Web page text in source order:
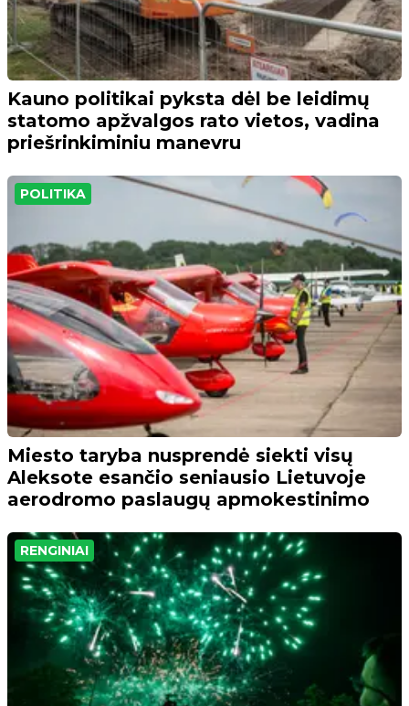
Kauno politikai pyksta dėl be leidimų
statomo apžvalgos rato vietos, vadina
priešrinkiminiu manevru
POLITIKA
Miesto taryba nusprendė siekti visų
Aleksote esančio seniausio Lietuvoje
aerodromo paslaugų apmokestinimo
RENGINIAI